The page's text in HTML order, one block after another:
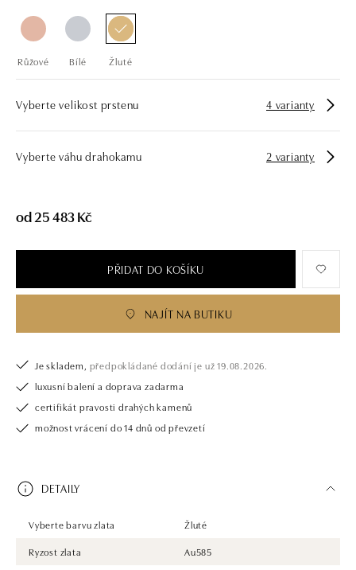
šperky i odvážnější kousky s barevnými drahokamy. Svůj vysněný
doplněk, nebo vytoužený zásnubní prsten si zde vybere opravdu každý.
Společnost ALO diamonds vyrábí v Čechách šperky z diamantů a
drahých kamenů už téměř 30 let. Každý šperk je tak originál a je také
zásnubní prsten nebo diamantový náramek či náhrdelník, nedarujete s
Růžové Bílé Žluté
Vyberte velikost prstenu 4 varianty
Vyberte váhu drahokamu 2 varianty
od 25 483 Kč
PŘIDAT DO KOŠÍKU
NAJÍT NA BUTIKU
Je skladem, předpokládané dodání je už 19.08.2026.
luxusní balení a doprava zadarma
certifikát pravosti drahých kamenů
možnost vrácení do 14 dnů od převzetí
DETAILY
Vyberte barvu zlata
Žluté
Ryzost zlata
Au585